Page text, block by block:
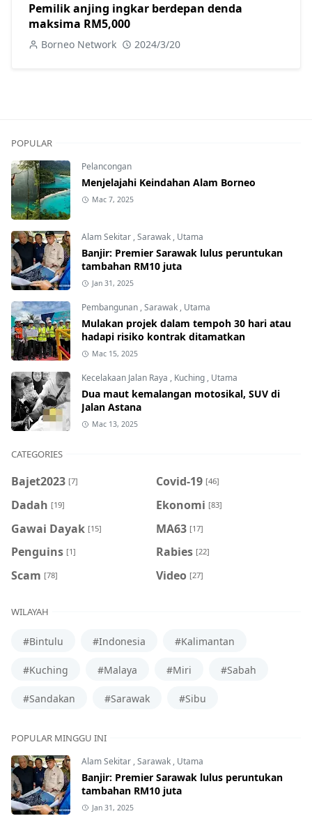
Pemilik anjing ingkar berdepan denda
maksima RM5,000
Borneo Network 2024/3/20
POPULAR
Pelancongan
Menjelajahi Keindahan Alam Borneo
Mac 7, 2025
Alam Sekitar ,Sarawak , Utama
Banjir: Premier Sarawak lulus peruntukan
tambahan RM10 juta
Jan 31, 2025
Pembangunan ,Sarawak , Utama
Mulakan projek dalam tempoh 30 hari atau
hadapi risiko kontrak ditamatkan
Mac 15, 2025
Kecelakaan Jalan Raya , Kuching , Utama
Dua maut kemalangan motosikal, SUV di
Jalan Astana
Mac 13, 2025
CATEGORIES
Bajet2023 [7] Covid-19 [46]
Dadah [19] Ekonomi [83]
Gawai Dayak [15] MA63 [17]
Penguins [1] Rabies [22]
Scam [78] Video [27]
WILAYAH
#Bintulu #Indonesia #Kalimantan
#Kuching #Malaya #Miri #Sabah
#Sandakan #Sarawak #Sibu
POPULAR MINGGU INI
Alam Sekitar ,Sarawak , Utama
Banjir: Premier Sarawak lulus peruntukan
tambahan RM10 juta
Jan 31, 2025